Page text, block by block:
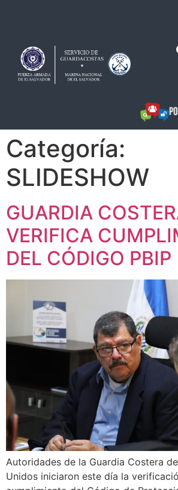
Categoría:
SLIDESHOW
GUARDIA
VERIFICA
DEL CÓDIGO PBIP
Autoridades de la Guardia Costera
Unidos iniciaron este día la